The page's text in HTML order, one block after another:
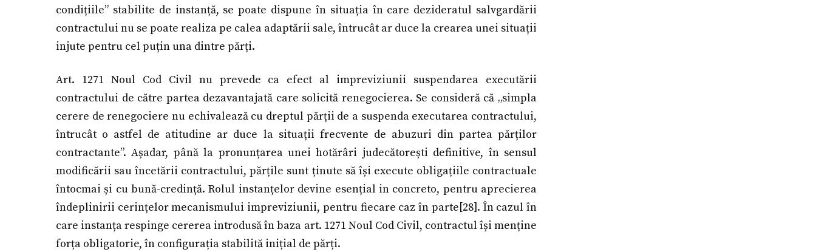
condițiile” stabilite de instanță, se poate dispune în situația în care dezideratul salvgardării
contractului nu se poate realiza pe calea adaptării sale, întrucât ar duce la crearea unei situații
injute pentru cel puțin una dintre părți.
Art. 1271 Noul Cod Civil nu prevede ca efect al impreviziunii suspendarea executării
contractului de către partea dezavantajată care solicită renegocierea. Se consideră că „simpla
cerere de renegociere nu echivalează cu dreptul părții de a suspenda executarea contractului,
întrucât o astfel de atitudine ar duce la situații frecvente de abuzuri din partea părților
contractante”. Așadar, până la pronunțarea unei hotărâri judecătorești definitive, în sensul
modificării sau încetării contractului, părțile sunt ținute să își execute obligațiile contractuale
întocmai și cu bună-credință. Rolul instanțelor devine esențial in concreto, pentru aprecierea
îndeplinirii cerințelor mecanismului impreviziunii, pentru fiecare caz în parte[28]. În cazul în
care instanța respinge cererea introdusă în baza art. 1271 Noul Cod Civil, contractul își menține
forța obligatorie, în configurația stabilită inițial de părți.